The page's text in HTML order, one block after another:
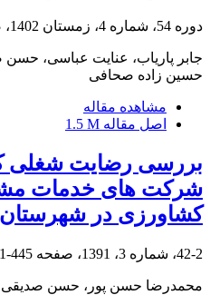
دوره 54، شماره 4، زمستان 1402، صفحه
جابر پاریاب، عنایت عباسی، حسن
حسین زاده صحافی
مشاهده مقاله
اصل مقاله 1.5 M
بررسی رضایت شغلی
شرکت های خدمات
کشاورزی در شهرستان
42-2، شماره 3، 1391، صفحه 445-451
محمدرضا حسن پور، حسن صدیقی